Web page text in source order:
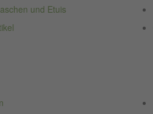
und Etuis